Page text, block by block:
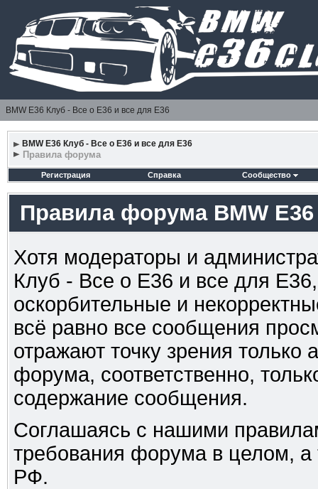
BMW E36 Клуб - Все о Е36 и все для Е36
BMW E36 Клуб - Все о Е36 и все для Е36
Правила форума
Регистрация Справка Сообщество
Правила форума BMW
Хотя модераторы и
Клуб - Все о Е36 и все для
оскорбительные и
всё равно все сообщения
отражают точку зрения только
форума, соответственно,
содержание сообщения.
Соглашаясь с нашими
требования форума в целом, а
РФ.